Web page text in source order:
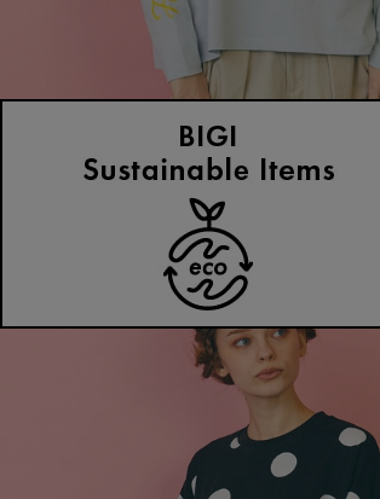
(てぃーしゃつ)